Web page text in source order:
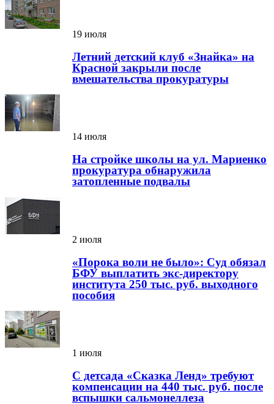
19 июля
Летний детский клуб «Знайка» на
Красной закрыли после
вмешательства прокуратуры
14 июля
На стройке школы на ул. Мариенко
прокуратура обнаружила
затопленные подвалы
2 июля
«Порока воли не было»: Суд обязал
БФУ выплатить экс-директору
института 250 тыс. руб. выходного
пособия
1 июля
С детсада «Сказка Ленд» требуют
компенсации на 440 тыс. руб. после
вспышки сальмонеллеза